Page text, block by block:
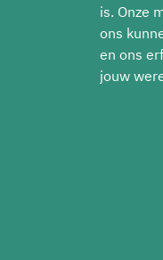
is. Onze
ons
en ons
jouw